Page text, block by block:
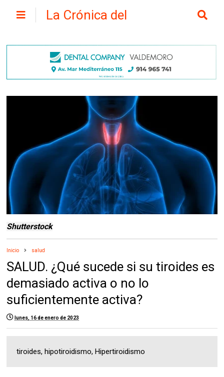
La Crónica del
Shutterstock
Inicio salud
SALUD. ¿Qué sucede si su tiroides es
demasiado activa o no lo
suficientemente activa?
lunes, 16 de enero de 2023
tiroides, hipotiroidismo, Hipertiroidismo